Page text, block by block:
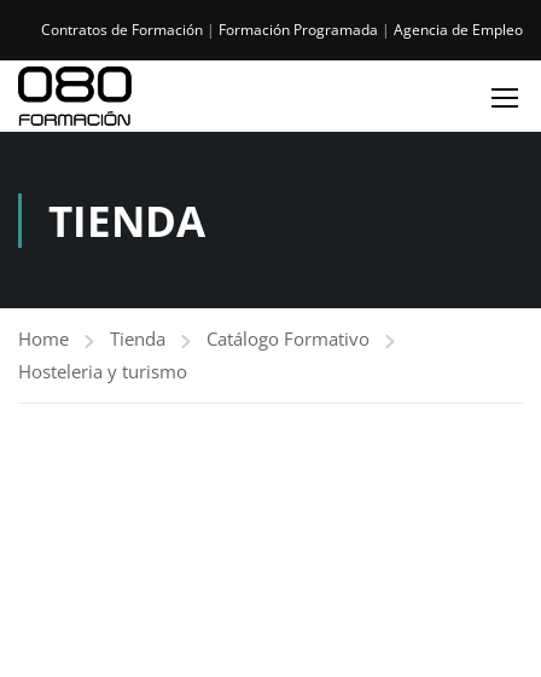
Contratos de Formación | Formación Programada | Agencia de Empleo
TIENDA
Home Tienda
Catálogo Formativo
Hosteleria y turismo